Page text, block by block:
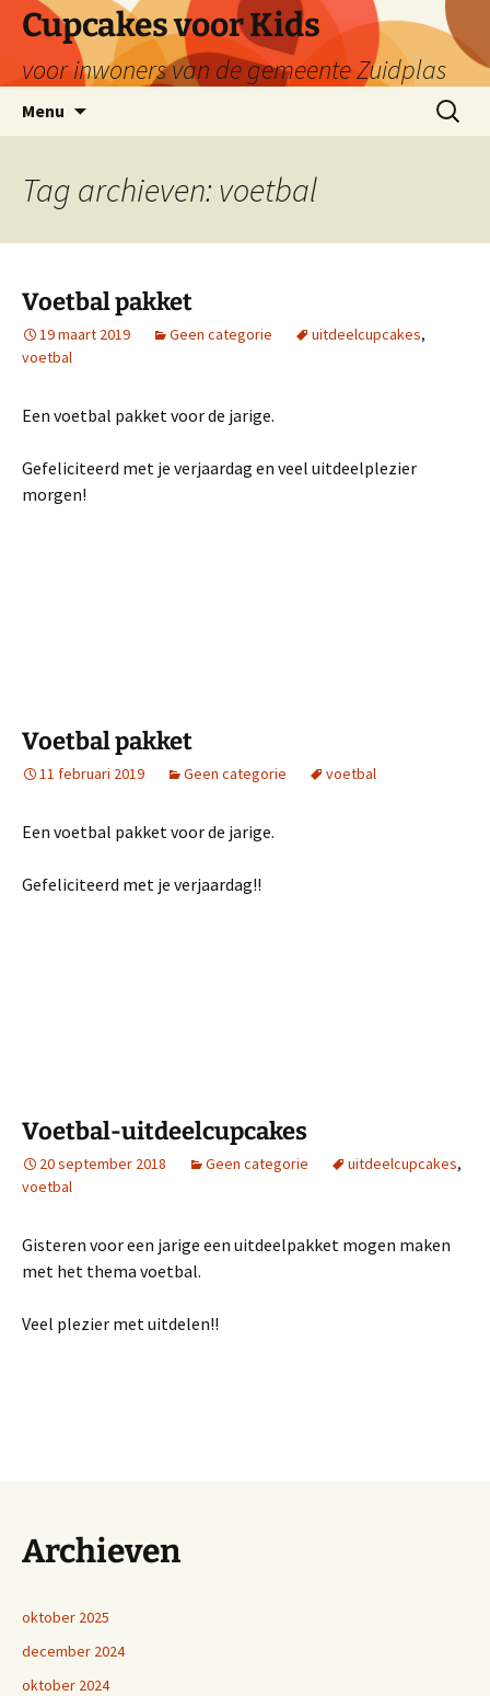
naar
inhoud
Cupcakes voor Kids
voor inwoners van de gemeente Zuidplas
Menu
Zoeken
naar:
Tag archieven: voetbal
Voetbal pakket
19 maart 2019 Geen categorie uitdeelcupcakes,
voetbal
Een voetbal pakket voor de jarige.
Gefeliciteerd met je verjaardag en veel uitdeelplezier
morgen!
Voetbal pakket
11 februari 2019 Geen categorie voetbal
Een voetbal pakket voor de jarige.
Gefeliciteerd met je verjaardag!!
Voetbal-uitdeelcupcakes
20 september 2018 Geen categorie uitdeelcupcakes,
voetbal
Gisteren voor een jarige een uitdeelpakket mogen maken
met het thema voetbal.
Veel plezier met uitdelen!!
Archieven
oktober 2025
december 2024
oktober 2024